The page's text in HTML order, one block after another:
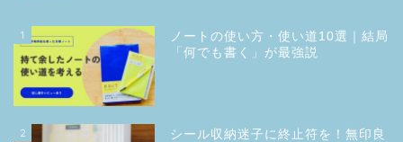
1
ノートの使い方・使い道10選｜結局
「何でも書く」が最強説
2
シール収納迷子に終止符を！無印良